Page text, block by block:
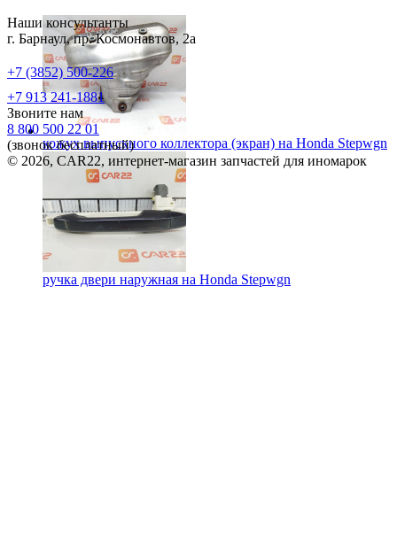
кожух выпускного коллектора (экран) на Honda Stepwgn
ручка двери наружная на Honda Stepwgn
Наши консультанты
г. Барнаул, пр. Космонавтов, 2а
+7 (3852) 500-226
+7 913 241-1881
Звоните нам
8 800 500 22 01
(звонок бесплатный)
© 2026, CAR22, интернет-магазин запчастей для иномарок